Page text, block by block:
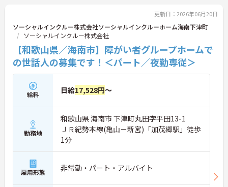
に詳細をお話しいたしますのでお気軽にご相談くだ更新日：2026年06月20日
ソーシャルインクルー株式会社ソーシャルインクルーホーム海南下津町
ソーシャルインクルー株式会社
【和歌山県／海南市】障がい者グループホームで
の世話人の募集です！＜パート／夜勤専従＞
給料 日給17,528円～
勤務地
和歌山県 海南市 下津町丸田字平田13-1
ＪＲ紀勢本線(亀山－新宮)「加茂郷駅」徒歩
1分
雇用形態 非常勤・パート・アルバイト